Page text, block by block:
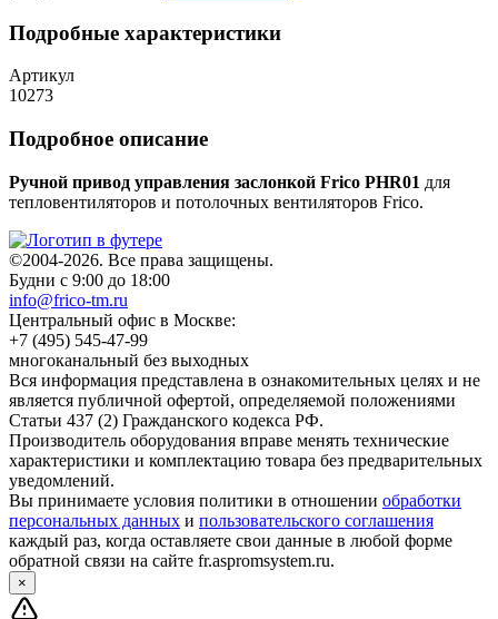
Подробные характеристики
Артикул
10273
Подробное описание
Ручной привод управления заслонкой Frico PHR01 для
тепловентиляторов и потолочных вентиляторов Frico.
©2004-2026. Все права защищены.
Будни с 9:00 до 18:00
info@frico-tm.ru
Центральный офис в Москве:
+7 (495) 545-47-99
многоканальный без выходных
Вся информация представлена в ознакомительных целях и не
является публичной офертой, определяемой положениями
Статьи 437 (2) Гражданского кодекса РФ.
Производитель оборудования вправе менять технические
характеристики и комплектацию товара без предварительных
уведомлений.
Вы принимаете условия политики в отношении обработки
персональных данных и пользовательского соглашения
каждый раз, когда оставляете свои данные в любой форме
обратной связи на сайте fr.aspromsystem.ru.
×